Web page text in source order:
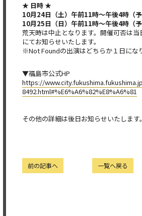
★ 日時 ★
10月24日（土）午前11時～午後4時（予
10月25日（日）午前11時～午後4時（予
荒天時は中止となります。開催可否は
にてお知らせいたします。
※Not Foundの出演はどちらか１日にな
▼福島市公式HP
https://
8492.html#%E6%A6%82%E8%A6%81
その他の詳細は後日お知らせいたします。
一覧へ戻る
前の記事へ